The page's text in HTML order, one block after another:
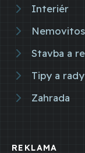
Interiér
Stavba a
Tipy a rady
Zahrada
REKLAMA